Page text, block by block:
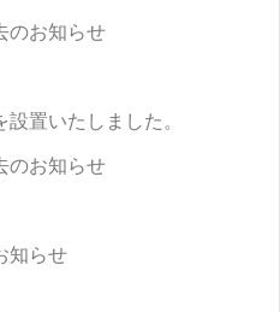
のお知らせ
置いたしました。
のお知らせ
知らせ